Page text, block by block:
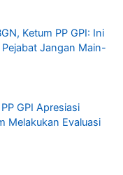
Ketum PP GPI: Ini
Jangan Main-
GPI Apresiasi
Melakukan Evaluasi